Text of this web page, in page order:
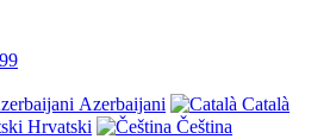
Azerbaijani
Català
Hrvatski
Čeština